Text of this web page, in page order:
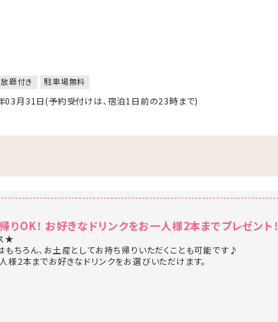
題付き 駐車場無料
月31日(予約受付けは、宿泊1日前の23時まで)
帰りOK！ お好きなドリンクをお一人様2本までプレゼント！
★
ちろん、お土産としてお持ち帰りいただくことも可能です♪
様2本までお好きなドリンクをお選びいただけます。